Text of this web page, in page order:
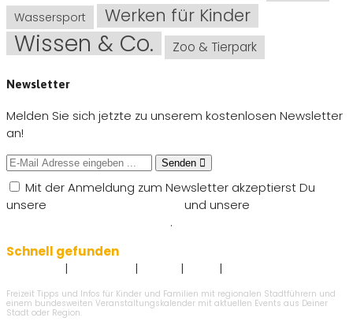
Wassersport Werken für Kinder
Wissen & Co. Zoo & Tierpark
Newsletter
Melden Sie sich jetzte zu unserem kostenlosen Newsletter
an!
Senden
Mit der Anmeldung zum Newsletter akzeptierst Du
unsere
und unsere
.
Schnell gefunden
| | | |
Freizeit Tipps und Infos für Kinder und Familien mit regionalen Stadtführern und
einem bundesweiten Veranstaltungskalender mit aktuellen Events aus Deiner
Stadt oder Region.